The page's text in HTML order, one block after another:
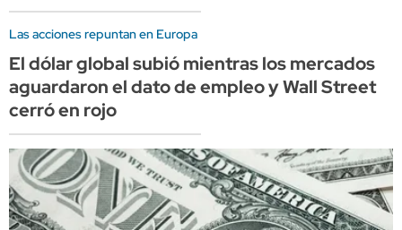
Las acciones repuntan en Europa
El dólar global subió mientras los mercados
aguardaron el dato de empleo y Wall Street
cerró en rojo